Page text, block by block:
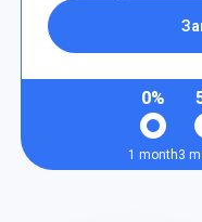
0%
1 month3